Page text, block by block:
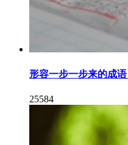
形容一步一步来的成
25584